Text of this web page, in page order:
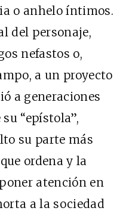
o anhelo íntimos.
del personaje,
nefastos o,
a un proyecto
a generaciones
“epístola”,
su parte más
ordena y la
atención en
a la sociedad